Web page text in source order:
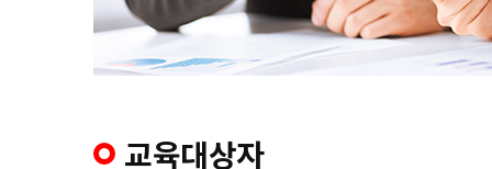
교육대상자